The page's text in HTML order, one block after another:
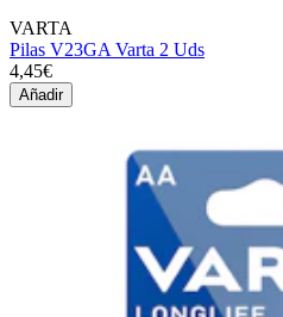
VARTA
Pilas V23GA Varta 2 Uds
4,45€
Añadir